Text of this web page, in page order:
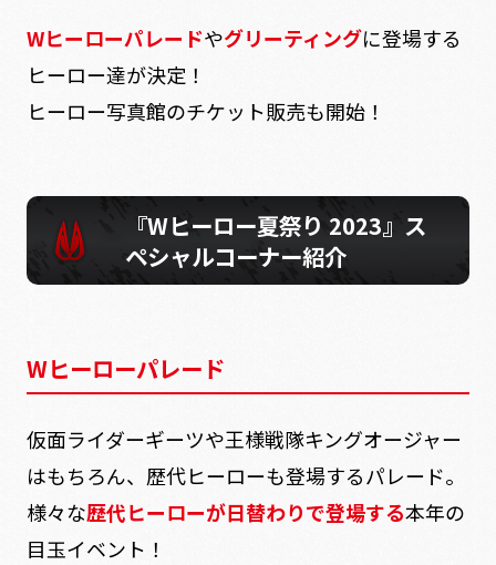
Wヒーローパレードやグリーティングに登場する
ヒーロー達が決定！
ヒーロー写真館のチケット販売も開始！
『Wヒーロー夏祭り 2023』ス
ペシャルコーナー紹介
Wヒーローパレード
仮面ライダーギーツや王様戦隊キングオージャー
はもちろん、歴代ヒーローも登場するパレード。
様々な歴代ヒーローが日替わりで登場する本年の
目玉イベント！